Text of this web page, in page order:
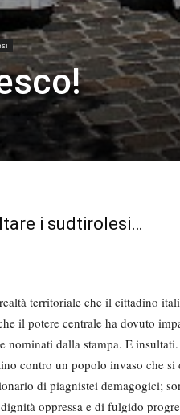
i sudtirolesi…
territoriale che il cittadino
il potere centrale ha dovuto
nominati dalla stampa. E insultati.
contro un popolo invaso che
di piagnistei demagogici;
oppressa e di fulgido